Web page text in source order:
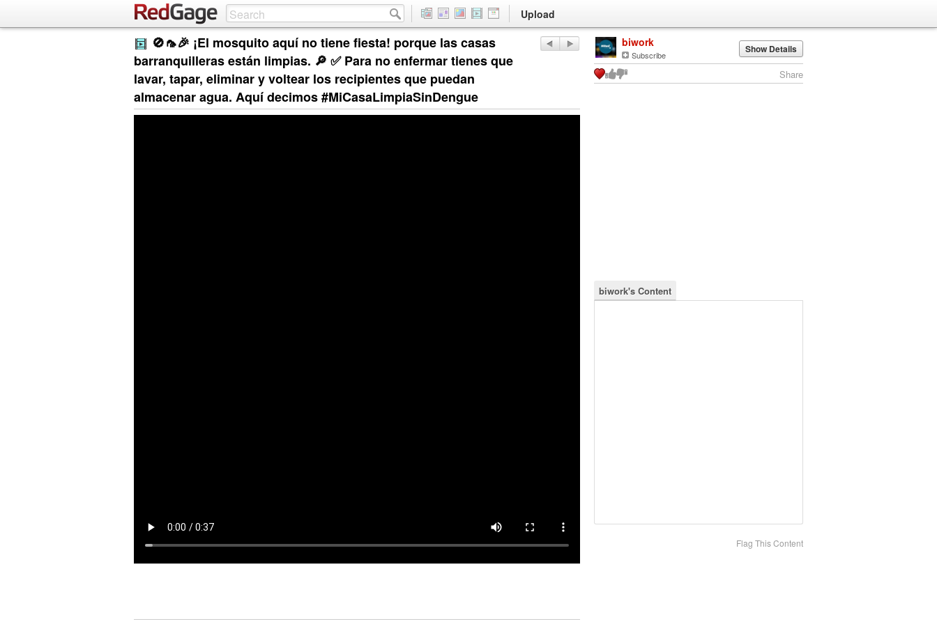
Upload
🚫🦟🎉 ¡El mosquito aquí no tiene fiesta! porque las casas
barranquilleras están limpias. 🔎 ✅ Para no enfermar tienes que
lavar, tapar, eliminar y voltear los recipientes que puedan
almacenar agua. Aquí decimos #MiCasaLimpiaSinDengue
biwork
Subscribe Show Details
Share
biwork's Content
Flag This Content